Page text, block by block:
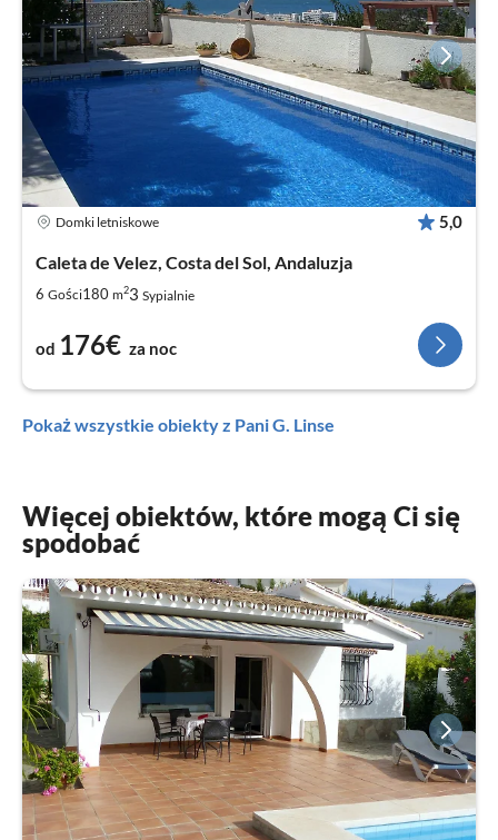
Domki letniskowe 5,0
Caleta de Velez, Costa del Sol, Andaluzja
6 Gości180 m23 Sypialnie
od 176€ za noc
Pokaż wszystkie obiekty z Pani G. Linse
Więcej obiektów, które mogą Ci się
spodobać